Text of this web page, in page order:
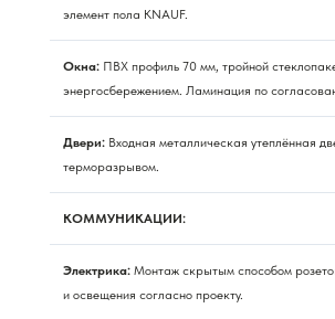
элемент пола KNAUF.
Окна: ПВХ профиль 70 мм, тройной
энергосбережением. Ламинация по
Двери: Входная металлическая утеплённая
терморазрывом.
КОММУНИКАЦИИ:
Электрика: Монтаж скрытым способом
и освещения согласно проекту.